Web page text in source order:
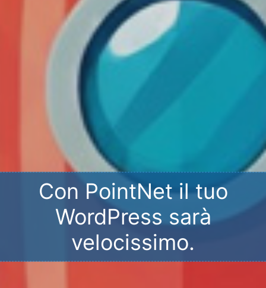
Con PointNet il tuo
WordPress sarà
velocissimo.